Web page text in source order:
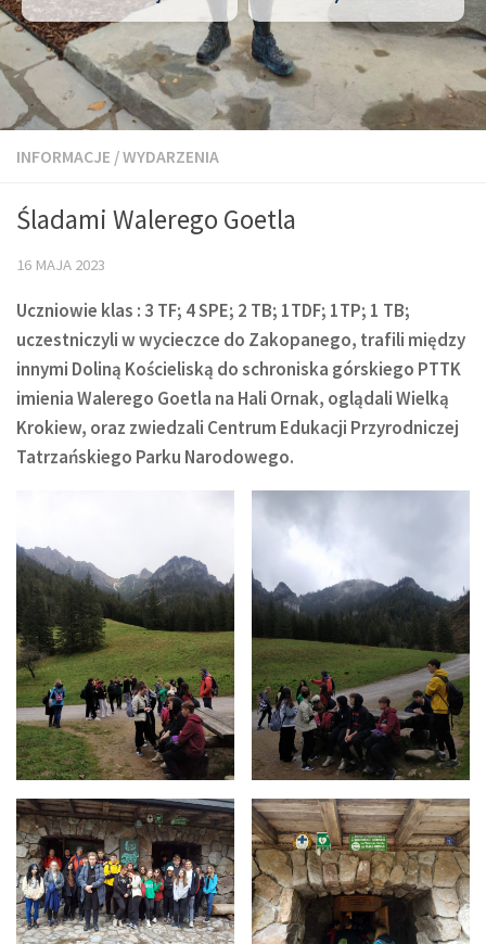
INFORMACJE /WYDARZENIA
Śladami Walerego Goetla
16 MAJA 2023
Uczniowie klas : 3 TF; 4 SPE; 2 TB; 1TDF; 1TP; 1 TB;
uczestniczyli w wycieczce do Zakopanego, trafili między
innymi Doliną Kościeliską do schroniska górskiego PTTK
imienia Walerego Goetla na Hali Ornak, oglądali Wielką
Krokiew, oraz zwiedzali Centrum Edukacji Przyrodniczej
Tatrzańskiego Parku Narodowego.